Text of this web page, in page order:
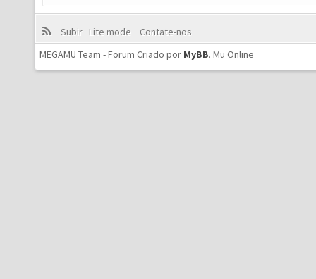
Subir Lite mode
Contate-nos
MEGAMU Team - Forum Criado por MyBB. Mu Online